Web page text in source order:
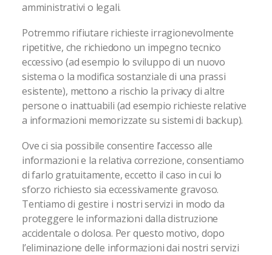
amministrativi o legali.
Potremmo rifiutare richieste irragionevolmente
ripetitive, che richiedono un impegno tecnico
eccessivo (ad esempio lo sviluppo di un nuovo
sistema o la modifica sostanziale di una prassi
esistente), mettono a rischio la privacy di altre
persone o inattuabili (ad esempio richieste relative
a informazioni memorizzate su sistemi di backup).
Ove ci sia possibile consentire l’accesso alle
informazioni e la relativa correzione, consentiamo
di farlo gratuitamente, eccetto il caso in cui lo
sforzo richiesto sia eccessivamente gravoso.
Tentiamo di gestire i nostri servizi in modo da
proteggere le informazioni dalla distruzione
accidentale o dolosa. Per questo motivo, dopo
l’eliminazione delle informazioni dai nostri servizi